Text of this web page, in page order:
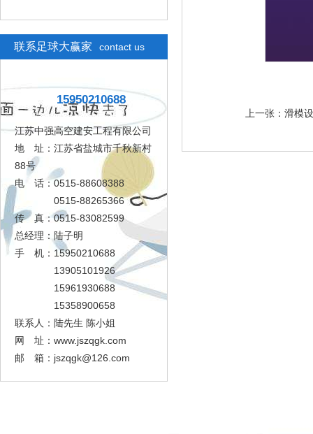
联系足球大赢家 contact us
15950210688
江苏中强高空建安工程有限公司
地 址：江苏省盐城市千秋新村
88号
电 话：0515-88608388
0515-88265366
传 真：0515-83082599
总经理：陆子明
手 机：15950210688
13905101926
15961930688
15358900658
联系人：陆先生 陈小姐
网 址：www.jszqgk.com
邮 箱： jszqgk@126.com
上一张： 滑模